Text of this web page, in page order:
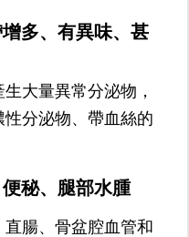
多、有異味、甚
大量異常分泌物，
分泌物、帶血絲的
秘、腿部水腫
腸、骨盆腔血管和